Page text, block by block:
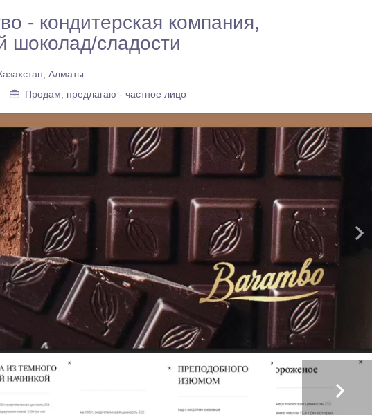
- кондитерская компания,
шоколад/сладости
Алматы
Продам, предлагаю - частное лицо